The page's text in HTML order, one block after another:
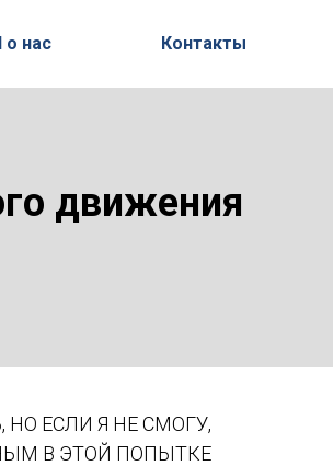
нас Контакты
движения
ЕСЛИ Я НЕ СМОГУ,
В ЭТОЙ ПОПЫТКЕ